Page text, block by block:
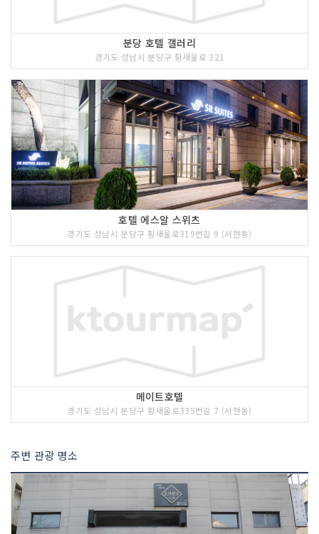
분당 호텔 갤러리
경기도 성남시 분당구 황새울로 321
호텔 에스알 스위츠
경기도 성남시 분당구 황새울로319번길 9 (서현동)
메이트호텔
경기도 성남시 분당구 황새울로335번길 7 (서현동)
주변 관광 명소